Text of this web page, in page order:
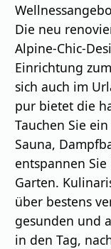
Die neu
Alpine-Chic-
Einrichtung
sich auch im
pur bietet die
Tauchen Sie
Sauna,
entspannen
Garten.
über bestens
gesunden und
in den Tag,